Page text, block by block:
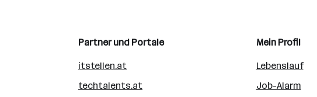
Partner und Portale
itstellen.at
techtalents.at
Mein Profil
Lebenslauf
Job-Alarm